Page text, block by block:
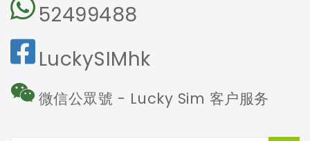
52499488
LuckySIMhk
微信公眾號 - Lucky Sim 客户服务